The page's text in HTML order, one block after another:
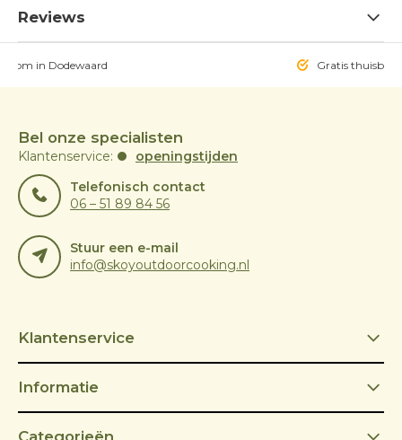
Reviews
in Dodewaard Gratis
Bel onze specialisten
Klantenservice:
openingstijden
Telefonisch contact
06 – 51 89 84 56
Stuur een e-mail
info@skoyoutdoorcooking.nl
Klantenservice
Informatie
Categorieën